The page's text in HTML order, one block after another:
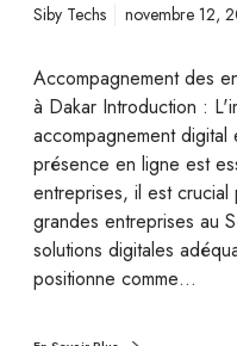
Siby Techs novembre 12,
Accompagnement des
à Dakar Introduction :
accompagnement
présence en ligne est
entreprises, il est
grandes entreprises au
solutions digitales
positionne comme…